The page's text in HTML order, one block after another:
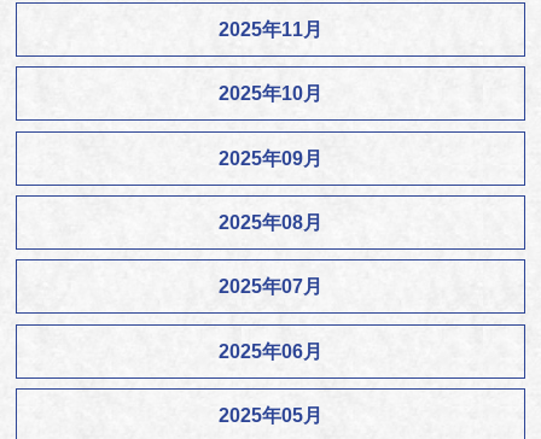
2025年11月
2025年10月
2025年09月
2025年08月
2025年07月
2025年06月
2025年05月